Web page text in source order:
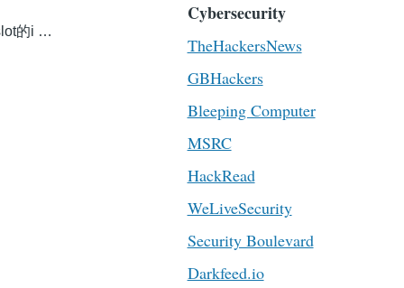
的i …
Cybersecurity
TheHackersNews
GBHackers
Bleeping Computer
MSRC
HackRead
WeLiveSecurity
Security Boulevard
Darkfeed.io